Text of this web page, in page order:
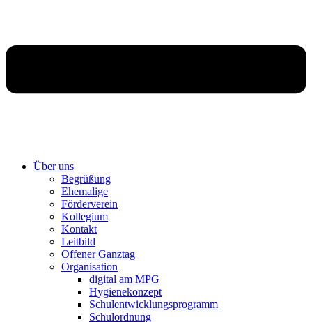
Über uns
Begrüßung
Ehemalige
Förderverein
Kollegium
Kontakt
Leitbild
Offener Ganztag
Organisation
digital am MPG
Hygienekonzept
Schulentwicklungsprogramm
Schulordnung